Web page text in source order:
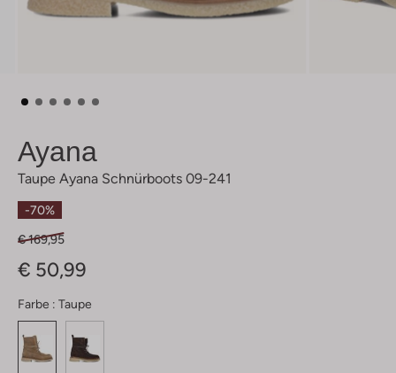
Ayana
Taupe Ayana Schnürboots 09-241
-70%
€ 169,95
€ 50,99
Farbe : Taupe